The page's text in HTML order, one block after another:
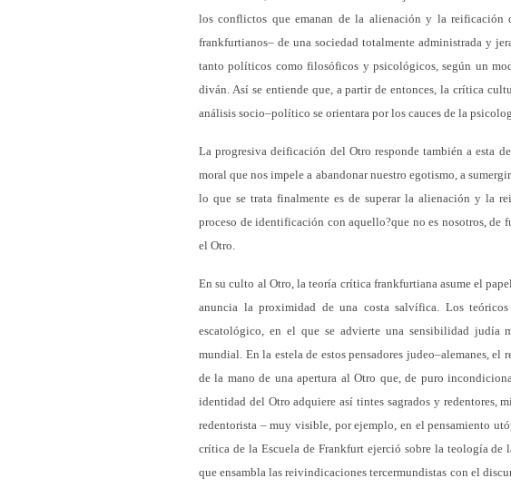
los conflictos que emanan de la alienación y la reificación
frankfurtianos– de una sociedad totalmente administrada y
tanto políticos como filosóficos y psicológicos, según un
diván. Así se entiende que, a partir de entonces, la crítica
análisis socio–político se orientara por los cauces de la
La progresiva deificación del Otro responde también a esta
moral que nos impele a abandonar nuestro egotismo, a
lo que se trata finalmente es de superar la alienación y la
proceso de identificación con aquello?que no es nosotros, de
el Otro.
En su culto al Otro, la teoría crítica frankfurtiana asume el
anuncia la proximidad de una costa salvífica. Los
escatológico, en el que se advierte una sensibilidad judía
mundial. En la estela de estos pensadores judeo–alemanes,
de la mano de una apertura al Otro que, de puro
identidad del Otro adquiere así tintes sagrados y redentores,
redentorista – muy visible, por ejemplo, en el pensamiento
crítica de la Escuela de Frankfurt ejerció sobre la teología
que ensambla las reivindicaciones tercermundistas con el